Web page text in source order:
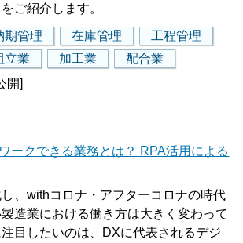
ご紹介します。
期管理 在庫管理
工程管理
立業 加工業
配合業
開]
ークできる業務とは？ RPA活用による
、withコロナ・アフターコロナの時代
造業における働き方は大きく変わって
目したいのは、DXに代表されるデジ